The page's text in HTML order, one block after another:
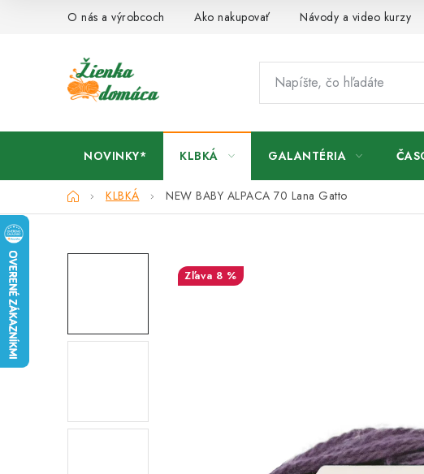
O nás a výrobcoch Ako nakupovať Návody a video kurzy
NOVINKY* KLBKÁ GALANTÉRIA
DomovKLBKÁ NEW BABY ALPACA 70 Lana Gatto
8 %